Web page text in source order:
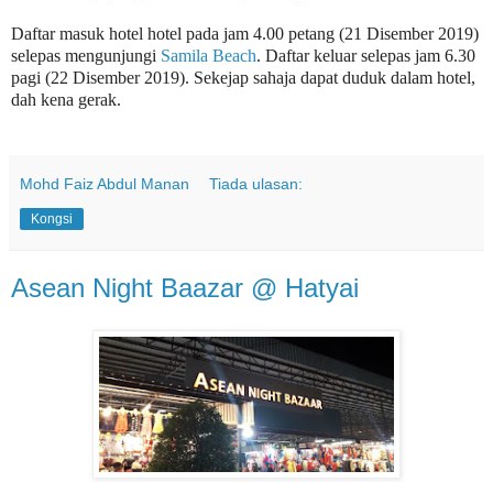
Daftar masuk hotel hotel pada jam 4.00 petang (21 Disember 2019)
selepas mengunjungi Samila Beach. Daftar keluar selepas jam 6.30
pagi (22 Disember 2019). Sekejap sahaja dapat duduk dalam hotel,
dah kena gerak.
Mohd Faiz Abdul Manan Tiada ulasan:
Kongsi
Asean Night Baazar @ Hatyai